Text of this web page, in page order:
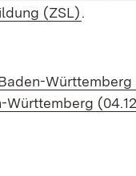
(ZSL).
Württemberg